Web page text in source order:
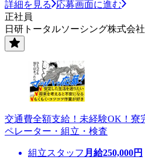
詳細を見る
応募画面に進む
正社員
日研トータルソーシング株式会
交通費全額支給！未経験OK！寮
ペレーター・組立・検査
組立スタッフ 月給250,000円